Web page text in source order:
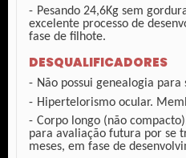
Pesando 24,6Kg sem
excelente processo de
fase de filhote.
DESQUALIFICADORES
Não possui genealogia para
Hipertelorismo ocular.
Corpo longo (não
para avaliação futura por se
meses, em fase de